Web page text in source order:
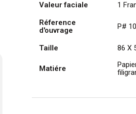
Valeur faciale
1
Réference
d'ouvrage
P#
Taille 86 X
Matiére